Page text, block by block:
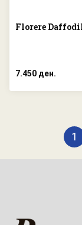
Florere
7.450 ден.
1